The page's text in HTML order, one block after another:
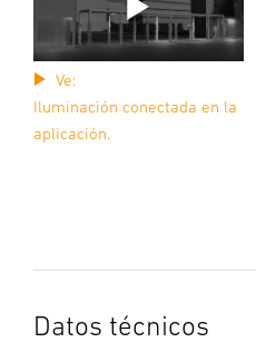
Ve:
Iluminación conectada en la
aplicación.
Datos técnicos